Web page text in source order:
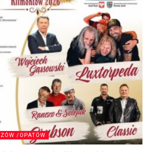
/OPATÓW